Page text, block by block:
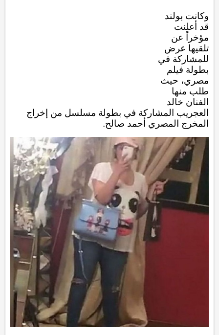
وكانت بولند
قد أعلنت
مؤخراً عن
تلقيها عرض
للمشاركة في
بطولة فيلم
مصري، حيث
طلب منها
الفنان ​خالد
العجريب​ المشاركة في بطولة مسلسل من إخراج
المخرج المصري ​أحمد صالح​.‎